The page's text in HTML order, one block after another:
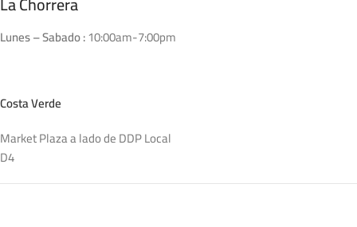
Lunes – Sabado :10:00am-7:00pm
Costa Verde
Market Plaza a lado de DDP Local
D4